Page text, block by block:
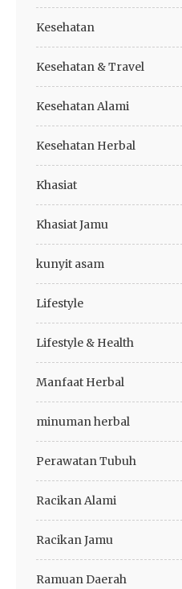
Kesehatan
Kesehatan & Travel
Kesehatan Alami
Kesehatan Herbal
Khasiat
Khasiat Jamu
kunyit asam
Lifestyle
Lifestyle & Health
Manfaat Herbal
minuman herbal
Perawatan Tubuh
Racikan Alami
Racikan Jamu
Ramuan Daerah